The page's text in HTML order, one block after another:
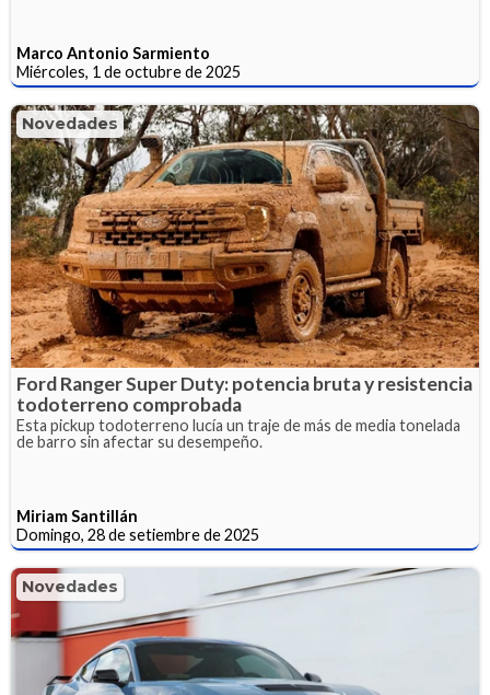
Marco Antonio Sarmiento
Miércoles, 1 de octubre de 2025
Novedades
Ford Ranger Super Duty: potencia bruta y resistencia
todoterreno comprobada
Esta pickup todoterreno lucía un traje de más de media tonelada
de barro sin afectar su desempeño.
Miriam Santillán
Domingo, 28 de setiembre de 2025
Novedades